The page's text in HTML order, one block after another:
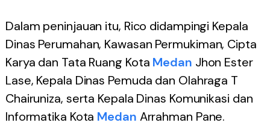
Dalam peninjauan itu, Rico didampingi Kepala
Dinas Perumahan, Kawasan Permukiman, Cipta
Karya dan Tata Ruang Kota Medan Jhon Ester
Lase, Kepala Dinas Pemuda dan Olahraga T
Chairuniza, serta Kepala Dinas Komunikasi dan
Informatika Kota Medan Arrahman Pane.